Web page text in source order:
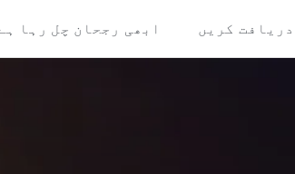
دریافت کریں ابھی رجحان چل رہا